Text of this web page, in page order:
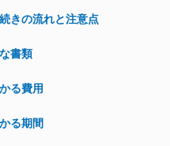
きの流れと注意点
書類
る費用
る期間